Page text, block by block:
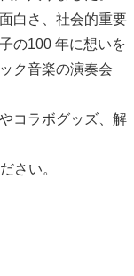
⽩さ、社会的重要
の100 年に想いを
ク⾳楽の演奏会
コラボグッズ、解
さい。